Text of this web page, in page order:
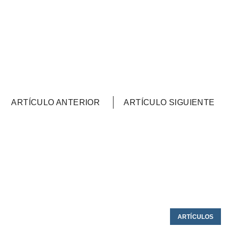
ARTÍCULO ANTERIOR ARTÍCULO SIGUIENTE
ARTÍCULOS